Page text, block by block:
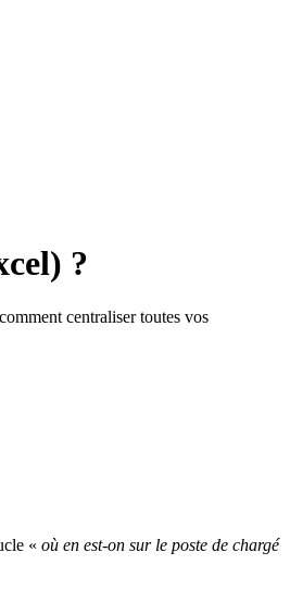
?
centraliser toutes vos
« où en est-on sur le poste de chargé